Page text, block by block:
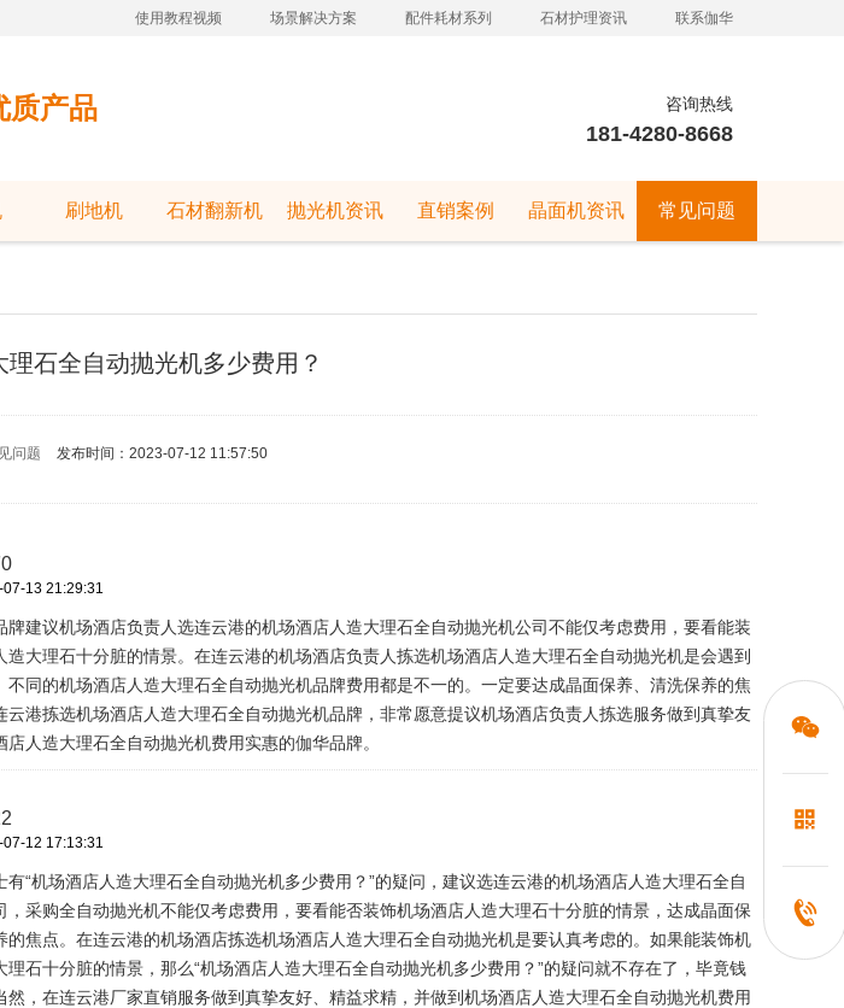
使用教程视频 场景解决方案 配件耗材系列 石材护理资讯 联系伽华
质产品 咨询热线
181-4280-8668
刷地机 石材翻新机 抛光机资讯 直销案例 晶面机资讯 常见问题
石全自动抛光机多少费用？
问题 发布时间：2023-07-12 11:57:50
13 21:29:31
牌建议机场酒店负责人选连云港的机场酒店人造大理石全自动抛光机公司不能仅考虑费用，要看能装
造大理石十分脏的情景。在连云港的机场酒店负责人拣选机场酒店人造大理石全自动抛光机是会遇到
不同的机场酒店人造大理石全自动抛光机品牌费用都是不一的。一定要达成晶面保养、清洗保养的焦
云港拣选机场酒店人造大理石全自动抛光机品牌，非常愿意提议机场酒店负责人拣选服务做到真挚友
店人造大理石全自动抛光机费用实惠的伽华品牌。
12 17:13:31
有“机场酒店人造大理石全自动抛光机多少费用？”的疑问，建议选连云港的机场酒店人造大理石全自
，采购全自动抛光机不能仅考虑费用，要看能否装饰机场酒店人造大理石十分脏的情景，达成晶面保
的焦点。在连云港的机场酒店拣选机场酒店人造大理石全自动抛光机是要认真考虑的。如果能装饰机
理石十分脏的情景，那么“机场酒店人造大理石全自动抛光机多少费用？”的疑问就不存在了，毕竟钱
然，在连云港厂家直销服务做到真挚友好、精益求精，并做到机场酒店人造大理石全自动抛光机费用